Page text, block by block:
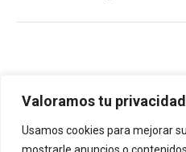
Valoramos tu privacidad
Usamos cookies para mejorar